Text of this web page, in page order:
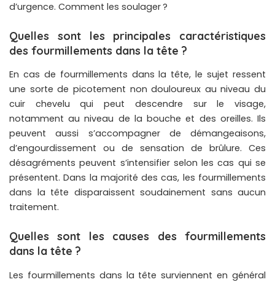
d’urgence. Comment les soulager ?
Quelles sont les principales caractéristiques
des fourmillements dans la tête ?
En cas de fourmillements dans la tête, le sujet ressent
une sorte de picotement non douloureux au niveau du
cuir chevelu qui peut descendre sur le visage,
notamment au niveau de la bouche et des oreilles. Ils
peuvent aussi s’accompagner de démangeaisons,
d’engourdissement ou de sensation de brûlure. Ces
désagréments peuvent s’intensifier selon les cas qui se
présentent. Dans la majorité des cas, les fourmillements
dans la tête disparaissent soudainement sans aucun
traitement.
Quelles sont les causes des fourmillements
dans la tête ?
Les fourmillements dans la tête surviennent en général